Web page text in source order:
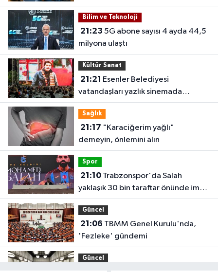
Bilim ve Teknoloji
21:23
milyona ulaştı
Kültür Sanat
21:21
vatandaşları yazlık sinemada
buluşturuyor
Sağlık
21:17
demeyin, önlemini alın
Spor
21:10Trabzonspor'da Salah
yaklaşık 30 bin taraftar önünde imza
attı
Güncel
21:06
'Fezleke' gündemi
Güncel